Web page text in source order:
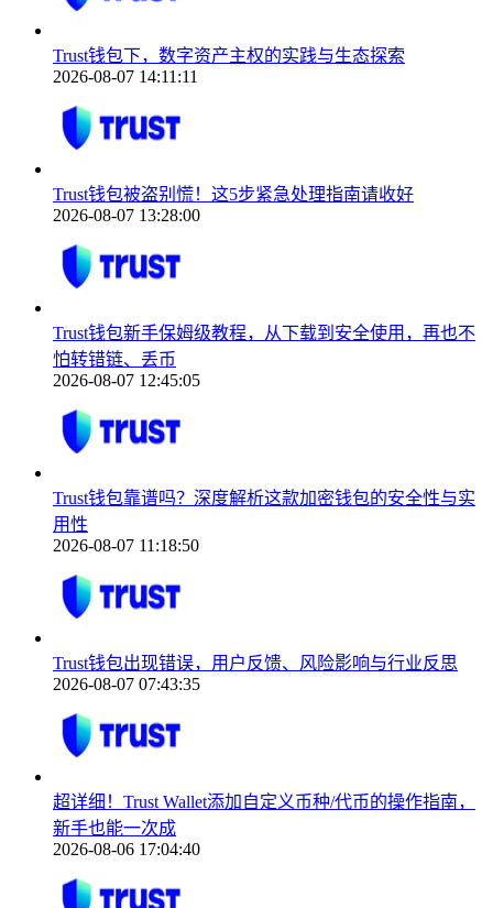
Trust钱包下，数字资产主权的实践与生态探索
2026-08-07 14:11:11
Trust钱包被盗别慌！这5步紧急处理指南请收好
2026-08-07 13:28:00
Trust钱包新手保姆级教程，从下载到安全使用，再也不
怕转错链、丢币
2026-08-07 12:45:05
Trust钱包靠谱吗？深度解析这款加密钱包的安全性与实
用性
2026-08-07 11:18:50
Trust钱包出现错误，用户反馈、风险影响与行业反思
2026-08-07 07:43:35
超详细！Trust Wallet添加自定义币种/代币的操作指南，
新手也能一次成
2026-08-06 17:04:40